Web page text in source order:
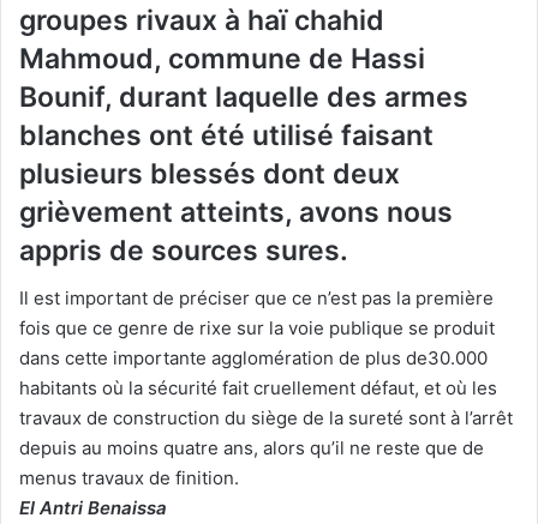
groupes rivaux à haï chahid
Mahmoud, commune de Hassi
Bounif, durant laquelle des armes
blanches ont été utilisé faisant
plusieurs blessés dont deux
grièvement atteints, avons nous
appris de sources sures.
Il est important de préciser que ce n’est pas la première
fois que ce genre de rixe sur la voie publique se produit
dans cette importante agglomération de plus de30.000
habitants où la sécurité fait cruellement défaut, et où les
travaux de construction du siège de la sureté sont à l’arrêt
depuis au moins quatre ans, alors qu’il ne reste que de
menus travaux de finition.
El Antri Benaissa